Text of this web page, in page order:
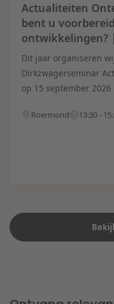
Actualiteiten
bent u
ontwikkelingen?
Dit jaar organiseren
Dirkzwagerseminar
op 15 september
Roermond 13:30 -